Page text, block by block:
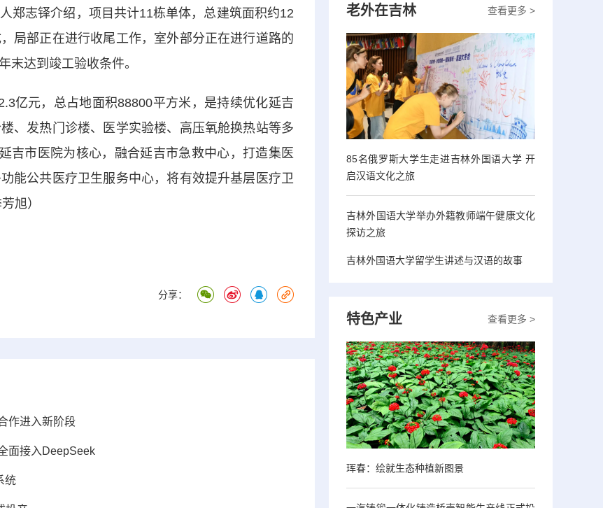
志铎介绍，项目共计11栋单体，总建筑面积约12
局部正在进行收尾工作，室外部分正在进行道路的
末达到竣工验收条件。
元，总占地面积88800平方米，是持续优化延吉
、发热门诊楼、医学实验楼、高压氧舱换热站等多
吉市医院为核心，融合延吉市急救中心，打造集医
能公共医疗卫生服务中心，将有效提升基层医疗卫
旭）
分享：
作进入新阶段
面接入DeepSeek
统
查看更多 >
老外在吉林
85名俄罗斯大学生走进吉林外国语大学 开
启汉语文化之旅
吉林外国语大学举办外籍教师端午健康文化
探访之旅
吉林外国语大学留学生讲述与汉语的故事
查看更多 >
特色产业
珲春：绘就生态种植新图景